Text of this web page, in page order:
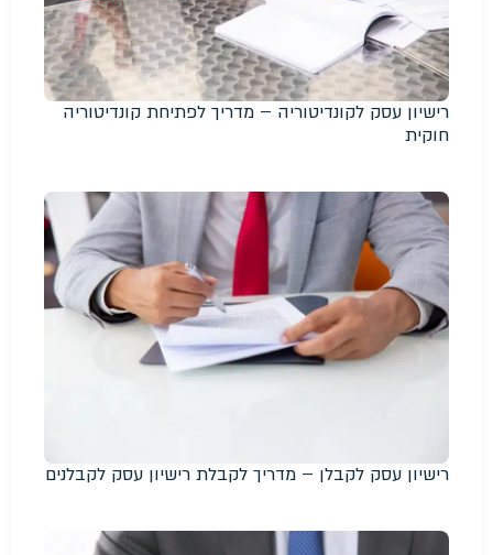
רישיון עסק לקונדיטוריה – מדריך לפתיחת קונדיטוריה
חוקית
רישיון עסק לקבלן – מדריך לקבלת רישיון עסק לקבלנים